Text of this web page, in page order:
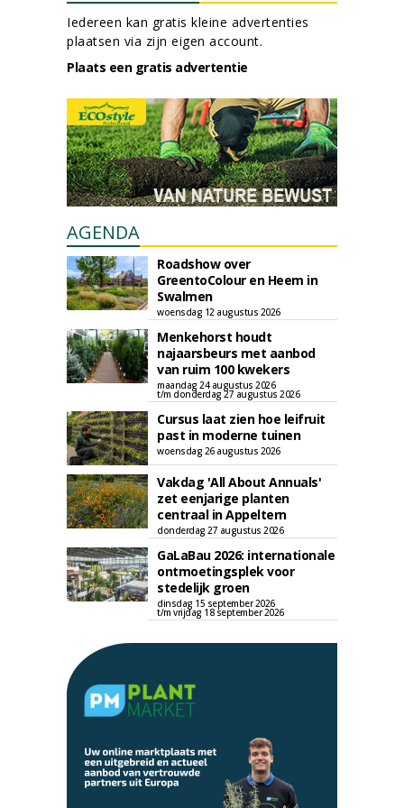
Iedereen kan gratis kleine advertenties
plaatsen via zijn eigen account.
Plaats een gratis advertentie
AGENDA
Roadshow over
GreentoColour en Heem in
Swalmen
woensdag 12 augustus 2026
Menkehorst houdt
najaarsbeurs met aanbod
van ruim 100 kwekers
maandag 24 augustus 2026
t/m donderdag 27 augustus 2026
Cursus laat zien hoe leifruit
past in moderne tuinen
woensdag 26 augustus 2026
Vakdag 'All About Annuals'
zet eenjarige planten
centraal in Appeltern
donderdag 27 augustus 2026
GaLaBau 2026: internationale
ontmoetingsplek voor
stedelijk groen
dinsdag 15 september 2026
t/m vrijdag 18 september 2026